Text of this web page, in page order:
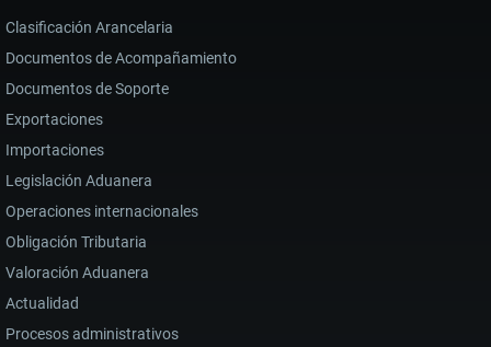
Clasificación Arancelaria
Documentos de Acompañamiento
Documentos de Soporte
Exportaciones
Importaciones
Legislación Aduanera
Operaciones internacionales
Obligación Tributaria
Valoración Aduanera
Actualidad
Procesos administrativos